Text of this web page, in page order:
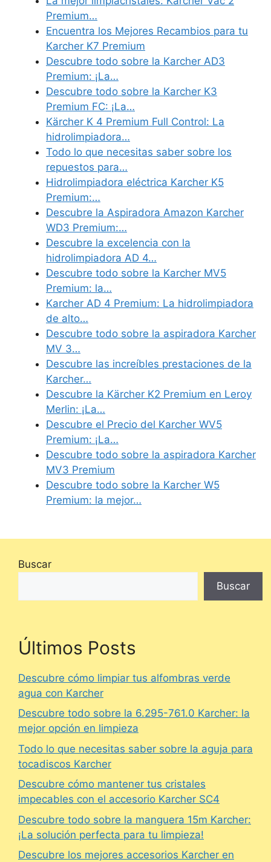
Premium…
Encuentra los Mejores Recambios para tu
Karcher K7 Premium
Descubre todo sobre la Karcher AD3
Premium: ¡La…
Descubre todo sobre la Karcher K3
Premium FC: ¡La…
Kärcher K 4 Premium Full Control: La
hidrolimpiadora…
Todo lo que necesitas saber sobre los
repuestos para…
Hidrolimpiadora eléctrica Karcher K5
Premium:…
Descubre la Aspiradora Amazon Karcher
WD3 Premium:…
Descubre la excelencia con la
hidrolimpiadora AD 4…
Descubre todo sobre la Karcher MV5
Premium: la…
Karcher AD 4 Premium: La hidrolimpiadora
de alto…
Descubre todo sobre la aspiradora Karcher
MV 3…
Descubre las increíbles prestaciones de la
Karcher…
Descubre la Kärcher K2 Premium en Leroy
Merlin: ¡La…
Descubre el Precio del Karcher WV5
Premium: ¡La…
Descubre todo sobre la aspiradora Karcher
MV3 Premium
Descubre todo sobre la Karcher W5
Premium: la mejor…
Buscar
Buscar
Últimos Posts
Descubre cómo limpiar tus alfombras verde
agua con Karcher
Descubre todo sobre la 6.295-761.0 Karcher: la
mejor opción en limpieza
Todo lo que necesitas saber sobre la aguja para
tocadiscos Karcher
Descubre cómo mantener tus cristales
impecables con el accesorio Karcher SC4
Descubre todo sobre la manguera 15m Karcher:
¡La solución perfecta para tu limpieza!
Descubre los mejores accesorios Karcher en